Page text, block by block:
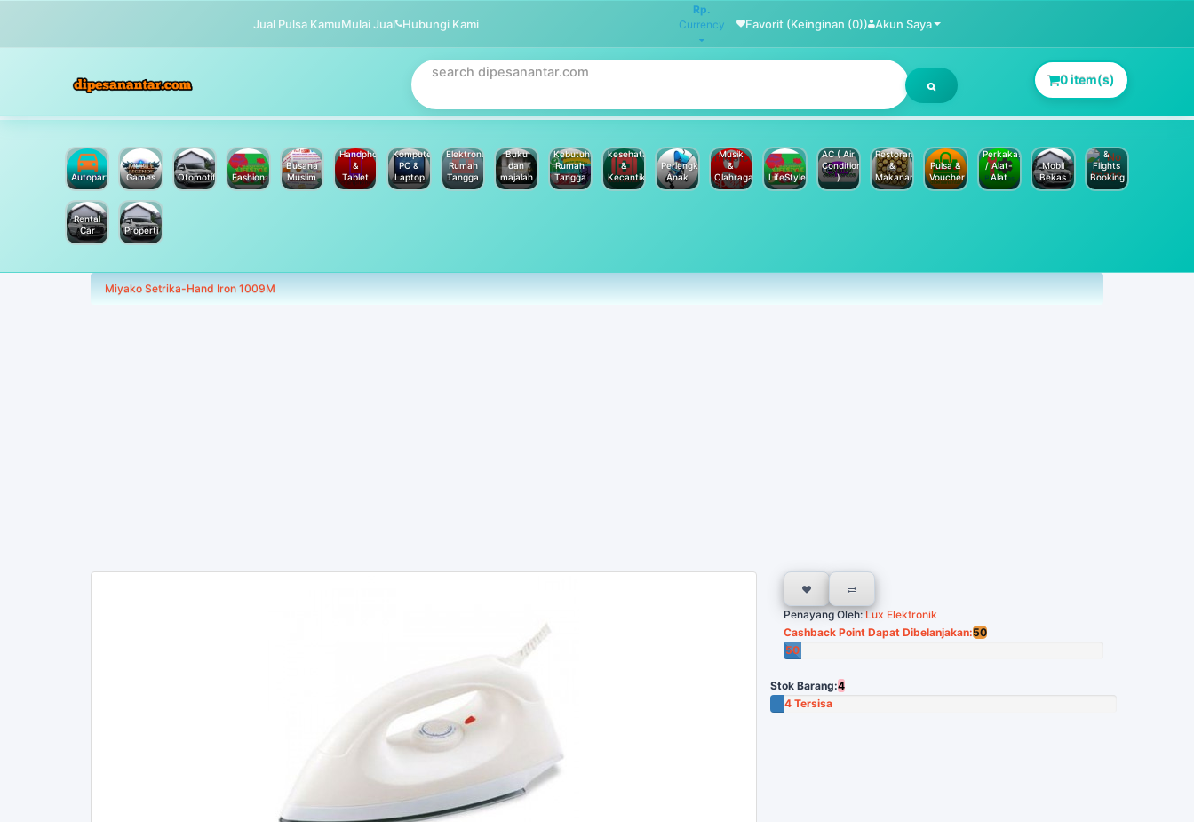
Jual Pulsa KamuMulai Jual Hubungi Kami
Rp.
Currency
Favorit (Keinginan (0)) Akun Saya
0 item(s)
Autoparts Games Otomotif Fashion
Busana
Muslim
Handphone
&
Tablet
Komputer
PC &
Laptop
Elektronik
Rumah
Tangga
Buku
dan
majalah
Kebutuhan
Rumah
Tangga
kesehatan
&
Kecantikan
Perlengkapan
Anak
Musik
&
Olahraga
LifeStyle
AC ( Air
Conditioner
)
Restoran
&
Makanan
Pulsa &
Voucher
Perkakas
/ Alat-
Alat
Mobil
Bekas
&
Flights
Booking
Rental
Car
Properti
Miyako Setrika-Hand Iron 1009M
Penayang Oleh:Lux Elektronik
Cashback Point Dapat Dibelanjakan:50
50
Stok Barang:4
4 Tersisa